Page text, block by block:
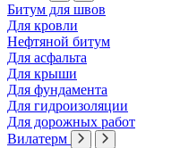
Битум для швов
Для кровли
Нефтяной битум
Для асфальта
Для крыши
Для фундамента
Для гидроизоляции
Для дорожных работ
Вилатерм